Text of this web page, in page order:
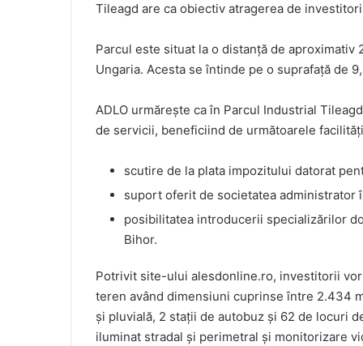
Tileagd are ca obiectiv atragerea de
Parcul este situat la o distanță de
Ungaria. Acesta se întinde pe o suprafață de
ADLO urmărește ca în Parcul Industrial
de servicii, beneficiind de următoarele
scutire de la plata impozitului datorat
suport oferit de societatea administrator
posibilitatea introducerii specializărilor
Bihor.
Potrivit site-ului alesdonline.ro, investitorii
teren având dimensiuni cuprinse între 2.434
și pluvială, 2 stații de autobuz și 62 de locuri
iluminat stradal și perimetral și monitorizare